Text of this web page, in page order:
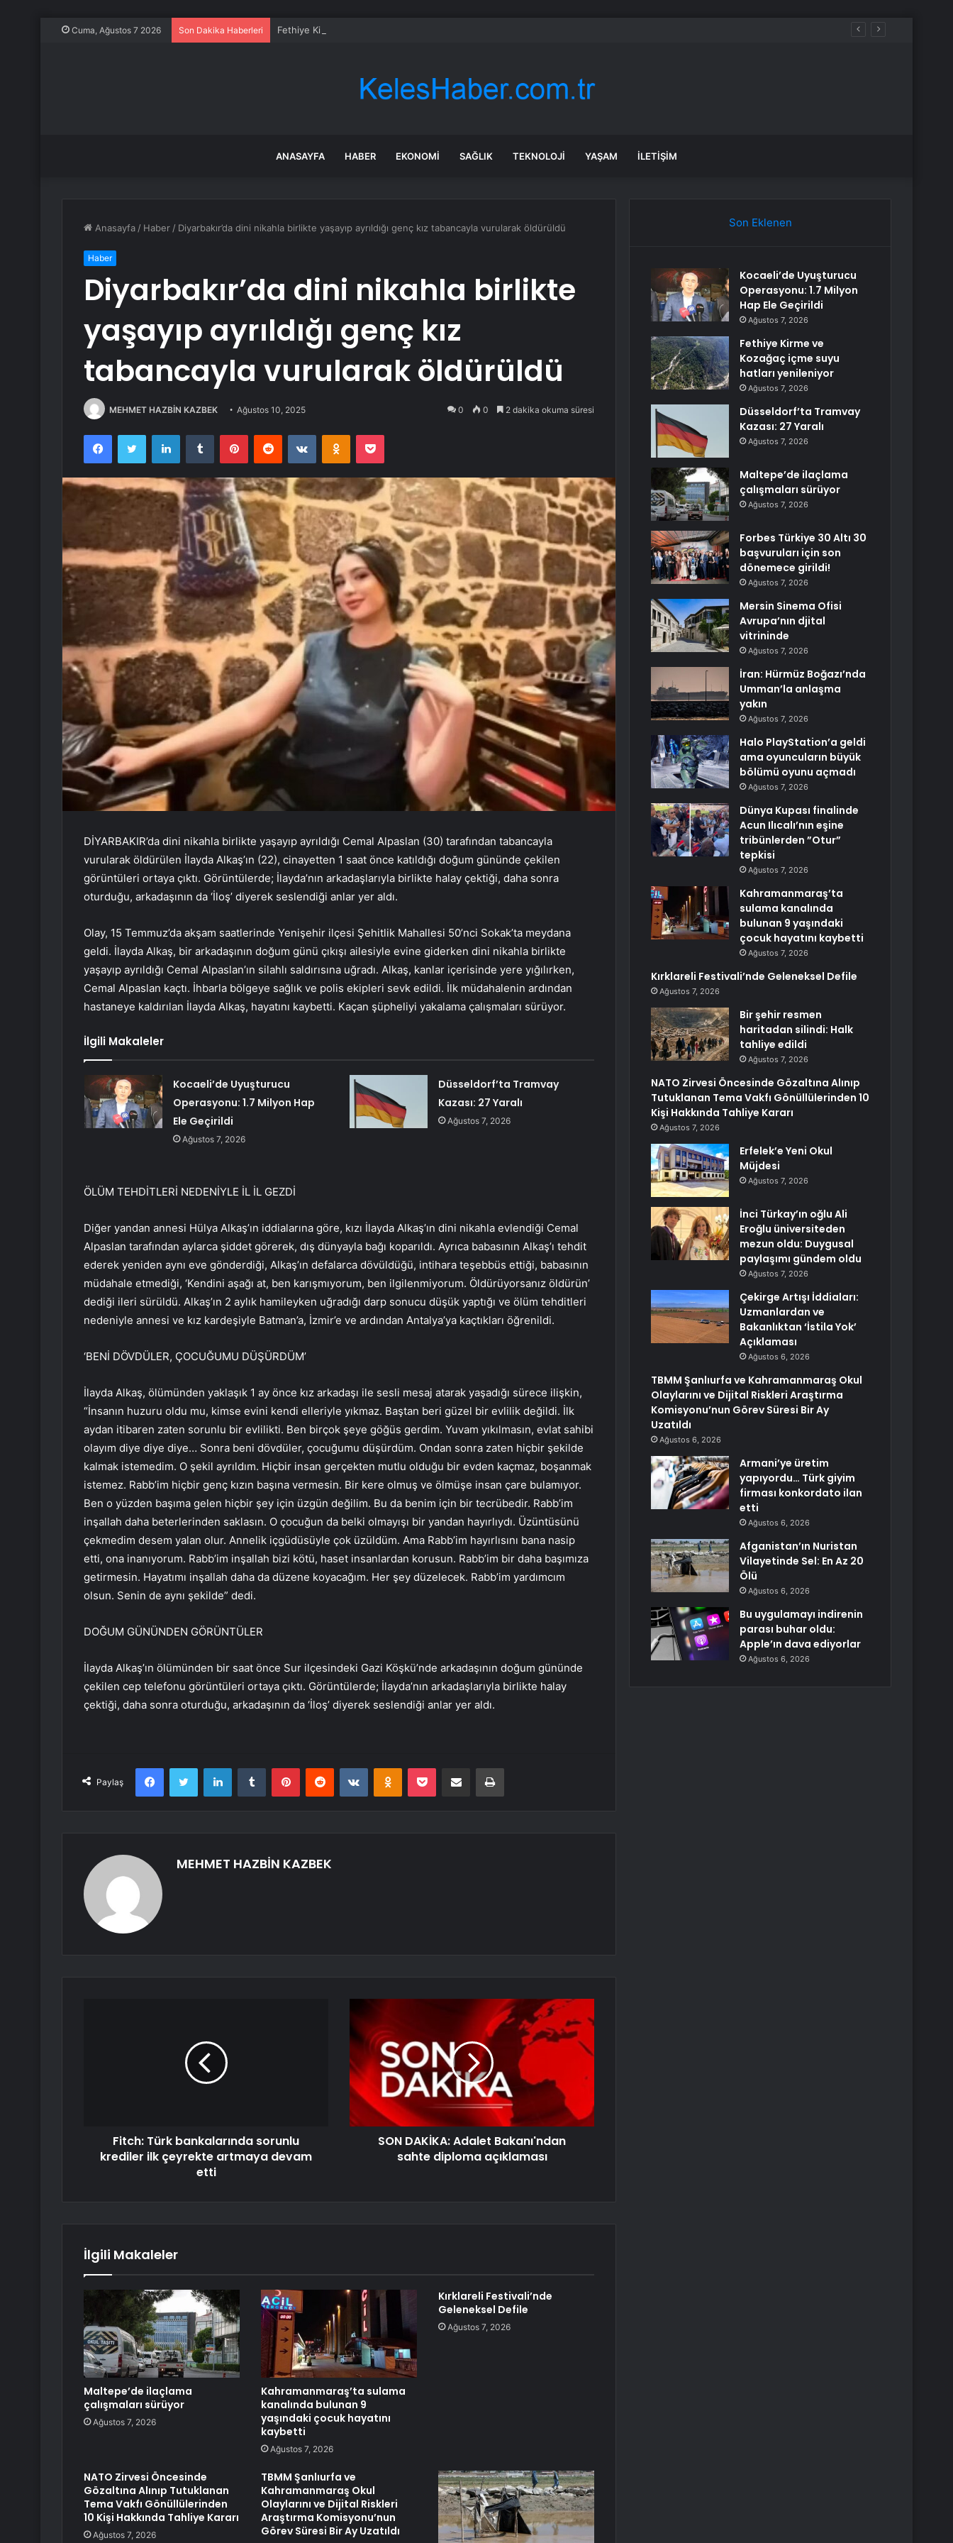
Cuma, Ağustos 7 2026 Son Dakika Haberleri Fethiye Kirme ve Kozağaç içme suyu hatları yenileniyor
ANASAYFA HABER EKONOMI SAĞLIK TEKNOLOJI YAŞAM İLETIŞIM
Anasayfa / Haber / Diyarbakır’da dini nikahla birlikte yaşayıp ayrıldığı genç kız tabancayla vurularak öldürüldü
Haber
Diyarbakır’da dini nikahla birlikte
yaşayıp ayrıldığı genç kız
tabancayla vurularak öldürüldü
MEHMET HAZBİN KAZBEK Ağustos 10, 2025 0 0 2 dakika okuma süresi
FacebookTwitter LinkedInTumblr PinterestReddit VKontakteOdnoklassniki
Pocket
DİYARBAKIR’da dini nikahla birlikte yaşayıp ayrıldığı Cemal Alpaslan (30) tarafından tabancayla
vurularak öldürülen İlayda Alkaş’ın (22), cinayetten 1 saat önce katıldığı doğum gününde çekilen
görüntüleri ortaya çıktı. Görüntülerde; İlayda’nın arkadaşlarıyla birlikte halay çektiği, daha sonra
oturduğu, arkadaşının da ‘İloş’ diyerek seslendiği anlar yer aldı.
Olay, 15 Temmuz’da akşam saatlerinde Yenişehir ilçesi Şehitlik Mahallesi 50’nci Sokak’ta meydana
geldi. İlayda Alkaş, bir arkadaşının doğum günü çıkışı ailesiyle evine giderken dini nikahla birlikte
yaşayıp ayrıldığı Cemal Alpaslan’ın silahlı saldırısına uğradı. Alkaş, kanlar içerisinde yere yığılırken,
Cemal Alpaslan kaçtı. İhbarla bölgeye sağlık ve polis ekipleri sevk edildi. İlk müdahalenin ardından
hastaneye kaldırılan İlayda Alkaş, hayatını kaybetti. Kaçan şüpheliyi yakalama çalışmaları sürüyor.
İlgili Makaleler
Kocaeli’de Uyuşturucu
Operasyonu: 1.7 Milyon Hap
Ele Geçirildi
Ağustos 7, 2026
Düsseldorf’ta Tramvay
Kazası: 27 Yaralı
Ağustos 7, 2026
ÖLÜM TEHDİTLERİ NEDENİYLE İL İL GEZDİ
Diğer yandan annesi Hülya Alkaş’ın iddialarına göre, kızı İlayda Alkaş’ın dini nikahla evlendiği Cemal
Alpaslan tarafından aylarca şiddet görerek, dış dünyayla bağı koparıldı. Ayrıca babasının Alkaş’ı tehdit
ederek yeniden aynı eve gönderdiği, Alkaş’ın defalarca dövüldüğü, intihara teşebbüs ettiği, babasının
müdahale etmediği, ‘Kendini aşağı at, ben karışmıyorum, ben ilgilenmiyorum. Öldürüyorsanız öldürün’
dediği ileri sürüldü. Alkaş’ın 2 aylık hamileyken uğradığı darp sonucu düşük yaptığı ve ölüm tehditleri
nedeniyle annesi ve kız kardeşiyle Batman’a, İzmir’e ve ardından Antalya’ya kaçtıkları öğrenildi.
‘BENİ DÖVDÜLER, ÇOCUĞUMU DÜŞÜRDÜM’
İlayda Alkaş, ölümünden yaklaşık 1 ay önce kız arkadaşı ile sesli mesaj atarak yaşadığı sürece ilişkin,
“İnsanın huzuru oldu mu, kimse evini kendi elleriyle yıkmaz. Baştan beri güzel bir evlilik değildi. İlk
aydan itibaren zaten sorunlu bir evlilikti. Ben birçok şeye göğüs gerdim. Yuvam yıkılmasın, evlat sahibi
olayım diye diye diye… Sonra beni dövdüler, çocuğumu düşürdüm. Ondan sonra zaten hiçbir şekilde
kalmak istemedim. O şekil ayrıldım. Hiçbir insan gerçekten mutlu olduğu bir evden kaçmaz, boşanmak
istemez. Rabb’im hiçbir genç kızın başına vermesin. Bir kere olmuş ve ölmüşe insan çare bulamıyor.
Ben o yüzden başıma gelen hiçbir şey için üzgün değilim. Bu da benim için bir tecrübedir. Rabb’im
inşallah daha beterlerinden saklasın. O çocuğun da belki olmayışı bir yandan hayırlıydı. Üzüntüsünü
çekmedim desem yalan olur. Annelik içgüdüsüyle çok üzüldüm. Ama Rabb’im hayırlısını bana nasip
etti, ona inanıyorum. Rabb’im inşallah bizi kötü, haset insanlardan korusun. Rabb’im bir daha başımıza
getirmesin. Hayatımı inşallah daha da düzene koyacağım. Her şey düzelecek. Rabb’im yardımcım
olsun. Senin de aynı şekilde” dedi.
DOĞUM GÜNÜNDEN GÖRÜNTÜLER
İlayda Alkaş’ın ölümünden bir saat önce Sur ilçesindeki Gazi Köşkü’nde arkadaşının doğum gününde
çekilen cep telefonu görüntüleri ortaya çıktı. Görüntülerde; İlayda’nın arkadaşlarıyla birlikte halay
çektiği, daha sonra oturduğu, arkadaşının da ‘İloş’ diyerek seslendiği anlar yer aldı.
Paylaş
FacebookTwitter LinkedInTumblr PinterestReddit VKontakteOdnoklassniki
Pocket E-Posta ile paylaş Yazdır
MEHMET HAZBİN KAZBEK
Fitch: Türk bankalarında sorunlu
krediler ilk çeyrekte artmaya devam
etti
SON DAKİKA: Adalet Bakanı'ndan
sahte diploma açıklaması
İlgili Makaleler
Maltepe’de ilaçlama
çalışmaları sürüyor
Ağustos 7, 2026
Kahramanmaraş’ta sulama
kanalında bulunan 9
yaşındaki çocuk hayatını
kaybetti
Ağustos 7, 2026
Kırklareli Festivali’nde
Geleneksel Defile
Ağustos 7, 2026
NATO Zirvesi Öncesinde
Gözaltına Alınıp Tutuklanan
Tema Vakfı Gönüllülerinden
10 Kişi Hakkında Tahliye Kararı
Ağustos 7, 2026
TBMM Şanlıurfa ve
Kahramanmaraş Okul
Olaylarını ve Dijital Riskleri
Araştırma Komisyonu’nun
Görev Süresi Bir Ay Uzatıldı
Son Eklenen
Kocaeli’de Uyuşturucu
Operasyonu: 1.7 Milyon
Hap Ele Geçirildi
Ağustos 7, 2026
Fethiye Kirme ve
Kozağaç içme suyu
hatları yenileniyor
Ağustos 7, 2026
Düsseldorf’ta Tramvay
Kazası: 27 Yaralı
Ağustos 7, 2026
Maltepe’de ilaçlama
çalışmaları sürüyor
Ağustos 7, 2026
Forbes Türkiye 30 Altı 30
başvuruları için son
dönemece girildi!
Ağustos 7, 2026
Mersin Sinema Ofisi
Avrupa’nın djital
vitrininde
Ağustos 7, 2026
İran: Hürmüz Boğazı’nda
Umman’la anlaşma
yakın
Ağustos 7, 2026
Halo PlayStation’a geldi
ama oyuncuların büyük
bölümü oyunu açmadı
Ağustos 7, 2026
Dünya Kupası finalinde
Acun Ilıcalı’nın eşine
tribünlerden ”Otur”
tepkisi
Ağustos 7, 2026
Kahramanmaraş’ta
sulama kanalında
bulunan 9 yaşındaki
çocuk hayatını kaybetti
Ağustos 7, 2026
Kırklareli Festivali’nde Geleneksel Defile
Ağustos 7, 2026
Bir şehir resmen
haritadan silindi: Halk
tahliye edildi
Ağustos 7, 2026
NATO Zirvesi Öncesinde Gözaltına Alınıp
Tutuklanan Tema Vakfı Gönüllülerinden 10
Kişi Hakkında Tahliye Kararı
Ağustos 7, 2026
Erfelek’e Yeni Okul
Müjdesi
Ağustos 7, 2026
İnci Türkay’ın oğlu Ali
Eroğlu üniversiteden
mezun oldu: Duygusal
paylaşımı gündem oldu
Ağustos 7, 2026
Çekirge Artışı İddiaları:
Uzmanlardan ve
Bakanlıktan ‘İstila Yok’
Açıklaması
Ağustos 6, 2026
TBMM Şanlıurfa ve Kahramanmaraş Okul
Olaylarını ve Dijital Riskleri Araştırma
Komisyonu’nun Görev Süresi Bir Ay
Uzatıldı
Ağustos 6, 2026
Armani’ye üretim
yapıyordu… Türk giyim
firması konkordato ilan
etti
Ağustos 6, 2026
Afganistan’ın Nuristan
Vilayetinde Sel: En Az 20
Ölü
Ağustos 6, 2026
Bu uygulamayı indirenin
parası buhar oldu:
Apple’ın dava ediyorlar
Ağustos 6, 2026